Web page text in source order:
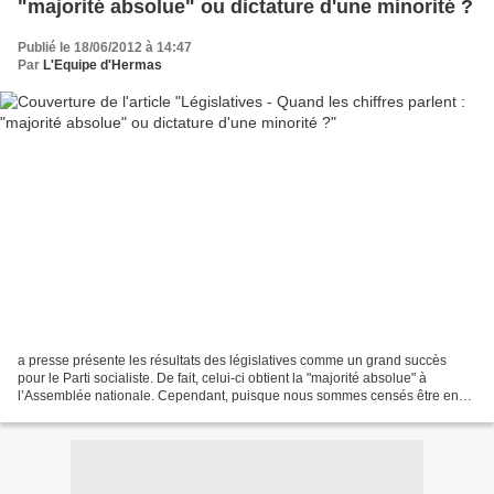
"majorité absolue" ou dictature d'une minorité ?
Publié le 18/06/2012 à 14:47
Par L'Equipe d'Hermas
a presse présente les résultats des législatives comme un grand succès
pour le Parti socialiste. De fait, celui-ci obtient la "majorité absolue" à
l’Assemblée nationale. Cependant, puisque nous sommes censés être en